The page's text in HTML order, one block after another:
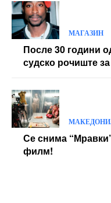
МАГАЗИН
После 30 години
судско рочиште
Се снима
филм!